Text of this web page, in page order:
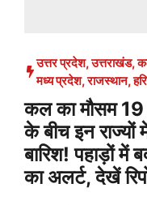
उत्तर प्रदेश,उत्तराखंड,
मध्य प्रदेश,राजस्थान,
कल का मौसम
के बीच इन राज्यों
बारिश! पहाड़ों में
का अलर्ट, देखें